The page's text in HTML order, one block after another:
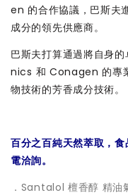
en 的合作協議，巴斯夫
成分的領先供應商。
巴斯夫打算通過將自身
nics 和 Conagen 的專
物技術的芳香成分技術。
百分之百純天然萃取，
電洽詢。
．Santalol 檀香醇 精油